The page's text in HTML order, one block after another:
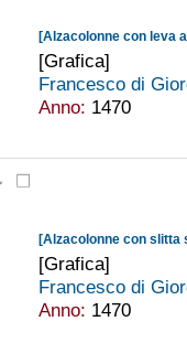
[Alzacolonne con leva
[Grafica]
Francesco di
Anno: 1470
[Alzacolonne con slitta
[Grafica]
Francesco di
Anno: 1470